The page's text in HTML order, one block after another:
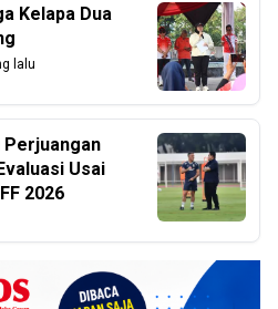
Kelapa Dua
lalu
Usai
2026